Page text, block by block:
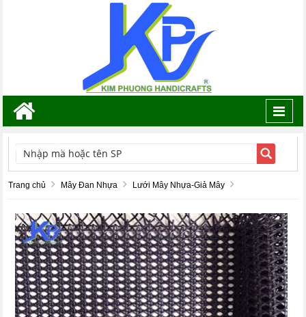
TÌM KIẾM
Trang chủ Mây Đan Nhựa Lưới Mây Nhựa-Giả Mây